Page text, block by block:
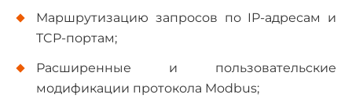
Маршрутизацию запросов по IP-адресам и
TCP-портам;
Расширенные и пользовательские
модификации протокола Modbus;